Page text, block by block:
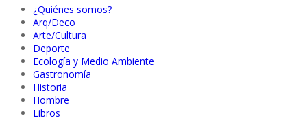
¿Quiénes somos?
Arq/Deco
Arte/Cultura
Deporte
Ecología y Medio Ambiente
Gastronomía
Historia
Hombre
Libros